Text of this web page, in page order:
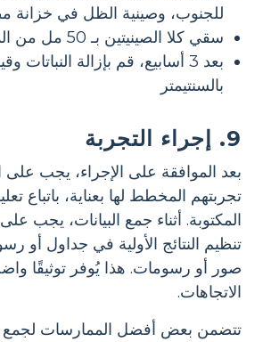
للجنوب، وصينية الظل في خزانة
سقي كلا الصينيتين بـ 50 مل من الماء كل يومين
بعد 3 أسابيع، قم بإزالة النباتات
بالسنتيمتر
9. إجراء التجربة
بعد الموافقة على الإجراء، يجب على
تجربتهم المخطط لها بعناية، باتباع
المكتوبة. أثناء جمع البيانات، يجب
تنظيم النتائج الأولية في جداول أو
صور أو رسومات. هذا يُوفر توثيقًا
الاتجاهات.
تتضمن بعض أفضل الممارسات لجمع